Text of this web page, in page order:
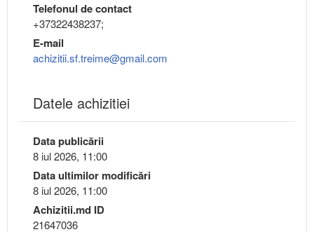
Telefonul de contact
+37322438237;
E-mail
achizitii.sf.treime@gmail.com
Datele achizitiei
Data publicării
8 iul 2026, 11:00
Data ultimilor modificări
8 iul 2026, 11:00
Achizitii.md ID
21647036